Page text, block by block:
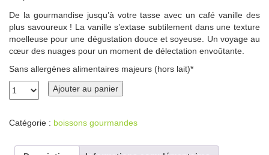
De la gourmandise jusqu’à votre tasse avec un café vanille des
plus savoureux ! La vanille s’extase subtilement dans une texture
moelleuse pour une dégustation douce et soyeuse. Un voyage au
cœur des nuages pour un moment de délectation envoûtante.
Sans allergènes alimentaires majeurs (hors lait)*
Ajouter au panier
Catégorie : boissons gourmandes